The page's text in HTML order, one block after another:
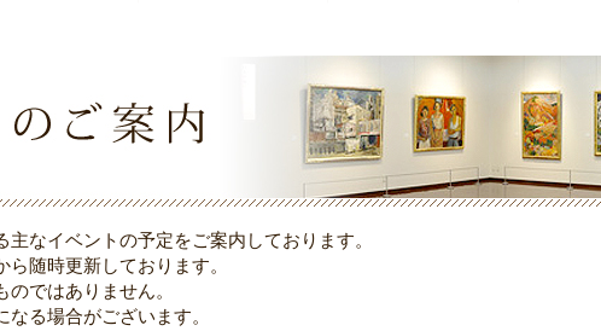
主なイベントの予定をご案内しております。
随時更新しております。
ではありません。
る場合がございます。